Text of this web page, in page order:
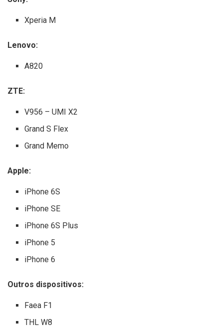
Xperia M
Lenovo:
A820
ZTE:
V956 – UMI X2
Grand S Flex
Grand Memo
Apple:
iPhone 6S
iPhone SE
iPhone 6S Plus
iPhone 5
iPhone 6
Outros dispositivos:
Faea F1
THL W8